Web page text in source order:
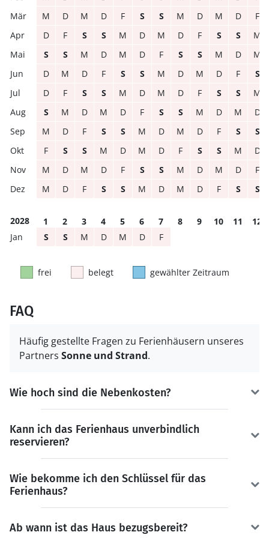
M
D M D F S S M D M D
F
D
F S S M D M D F S S
M
S
S M D M D F S S M D
M
D
M D F S S M D M D F
S
D
F S S M D M D F S S
M
S
M D M D F S S M D M
D
M
D F S S M D M D F S
S
F
S S M D M D F S S M
D
M
D M D F S S M D M D
F
M
D F S S M D M D F S S
2028 1 2 3 4 5 6 7 8 9 10 11
12
S
S M D M D F
frei belegt gewählter Zeitraum
FAQ
Häufig gestellte Fragen zu Ferienhäusern unseres
Partners Sonne und Strand.
Wie hoch sind die Nebenkosten?
Kann ich das Ferienhaus unverbindlich
reservieren?
Wie bekomme ich den Schlüssel für das
Ferienhaus?
Ab wann ist das Haus bezugsbereit?